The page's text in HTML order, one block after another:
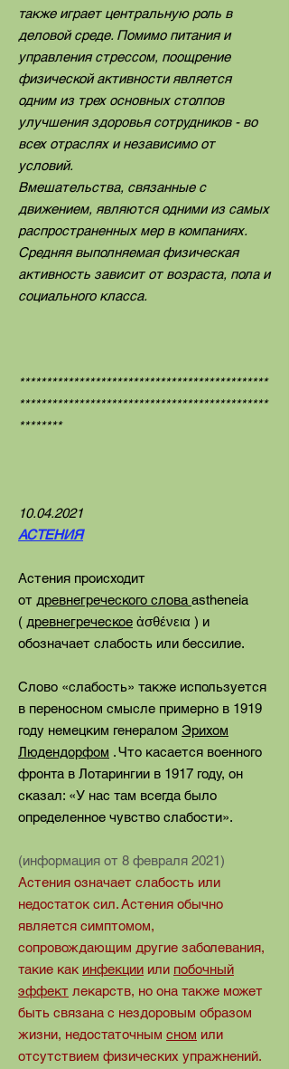
также играет центральную роль в
деловой среде. Помимо питания и
управления стрессом, поощрение
физической активности является
одним из трех основных столпов
улучшения здоровья сотрудников - во
всех отраслях и независимо от
условий.
Вмешательства, связанные с
движением, являются одними из самых
распространенных мер в компаниях.
Средняя выполняемая физическая
активность зависит от возраста, пола и
социального класса.
**********************************************
**********************************************
********
10.04.2021
АСТЕНИЯ
Астения происходит
от древнегреческого слова astheneia
( древнегреческое ἀσθένεια ) и
обозначает слабость или бессилие.
Слово «слабость» также используется
в переносном смысле примерно в 1919
году немецким генералом Эрихом
Людендорфом . Что касается военного
фронта в Лотарингии в 1917 году, он
сказал: «У нас там всегда было
определенное чувство слабости».
(информация от 8 февраля 2021)
Астения означает слабость или
недостаток сил. Астения обычно
является симптомом,
сопровождающим другие заболевания,
такие как инфекции или побочный
эффект лекарств, но она также может
быть связана с нездоровым образом
жизни, недостаточным сном или
отсутствием физических упражнений.